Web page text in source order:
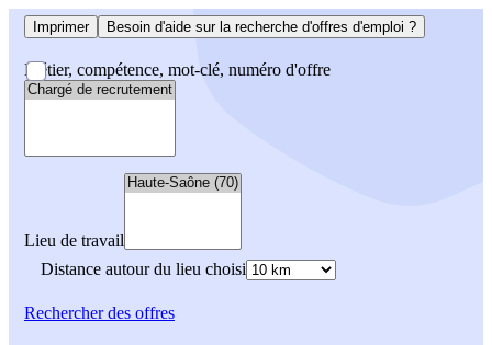
Imprimer Besoin d'aide sur la recherche d'offres d'emploi ?
Métier, compétence, mot-clé, numéro d'offre
Lieu de travail
Distance autour du lieu choisi
Rechercherdes offres